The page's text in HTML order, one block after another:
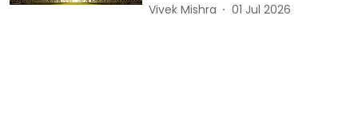
Vivek Mishra 01 Jul 2026